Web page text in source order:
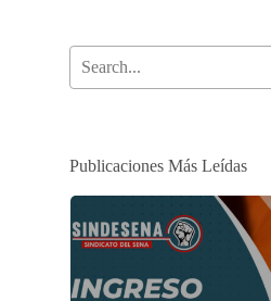
Publicaciones Más Leídas